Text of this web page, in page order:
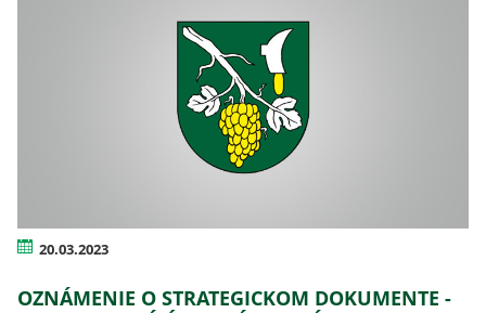
20.03.2023
OZNÁMENIE O STRATEGICKOM DOKUMENTE -